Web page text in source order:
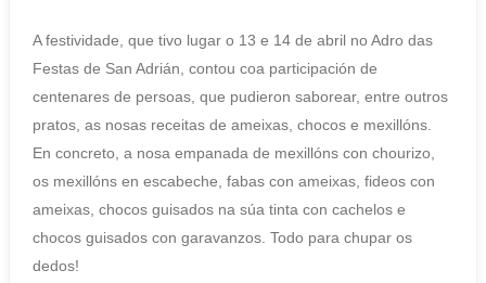
A festividade, que tivo lugar o 13 e 14 de abril no Adro das
Festas de San Adrián, contou coa participación de
centenares de persoas, que pudieron saborear, entre outros
pratos, as nosas receitas de ameixas, chocos e mexillóns.
En concreto, a nosa empanada de mexillóns con chourizo,
os mexillóns en escabeche, fabas con ameixas, fideos con
ameixas, chocos guisados na súa tinta con cachelos e
chocos guisados con garavanzos. Todo para chupar os
dedos!